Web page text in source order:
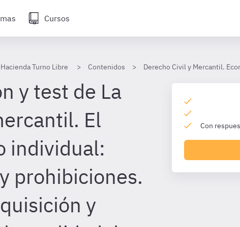
Cursos
Turno Libre Contenidos Derecho Civil y Mercantil.
y test de La
El
individual:
prohibiciones.
y
Con